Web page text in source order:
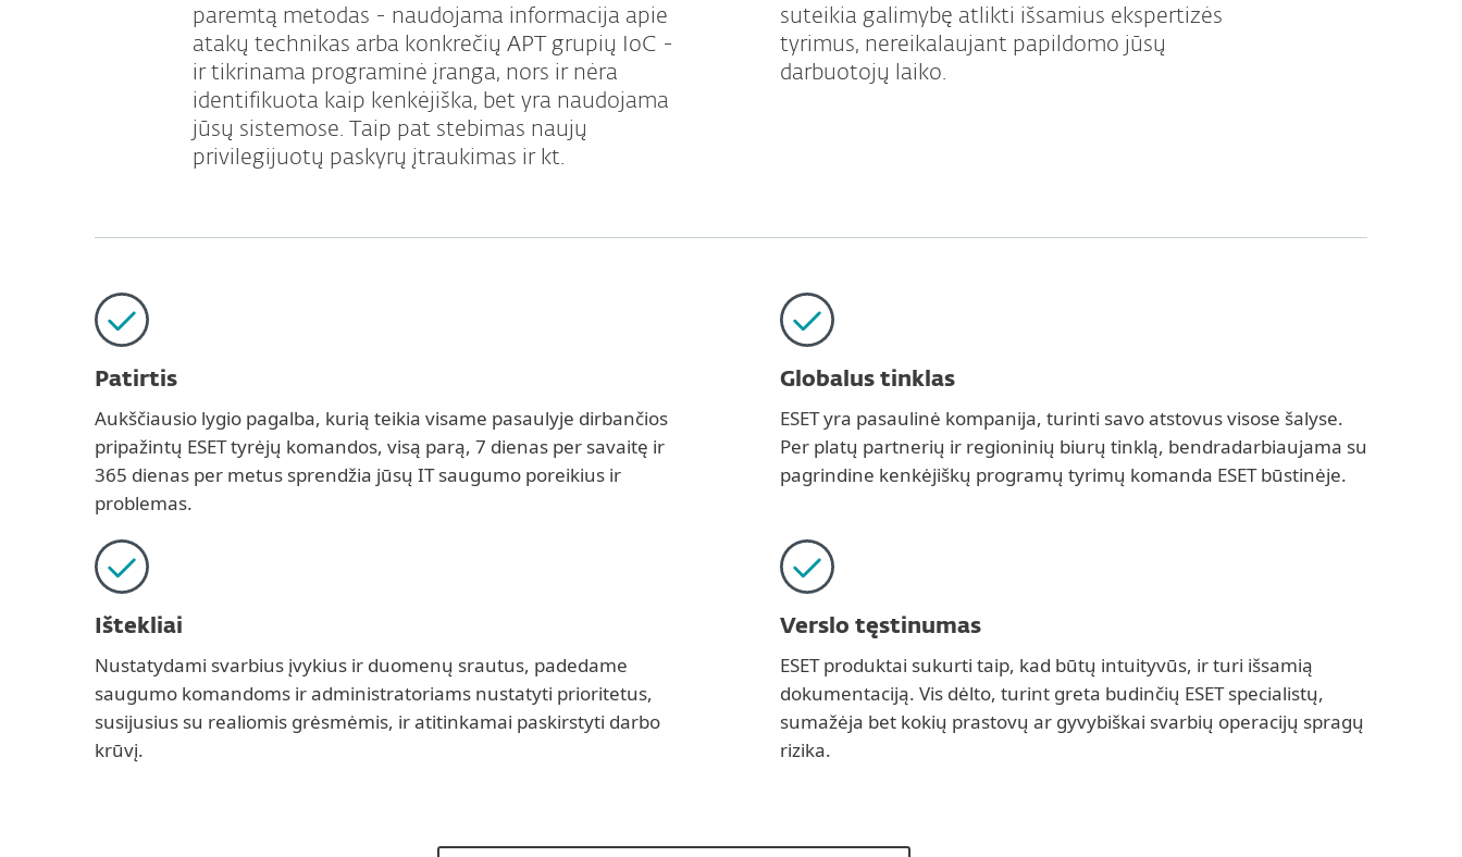
paremtą metodas - naudojama informacija apie
atakų technikas arba konkrečių APT grupių IoC -
ir tikrinama programinė įranga, nors ir nėra
identifikuota kaip kenkėjiška, bet yra naudojama
jūsų sistemose. Taip pat stebimas naujų
privilegijuotų paskyrų įtraukimas ir kt.
suteikia galimybę atlikti išsamius ekspertizės
tyrimus, nereikalaujant papildomo jūsų
darbuotojų laiko.
Patirtis
Aukščiausio lygio pagalba, kurią teikia visame pasaulyje dirbančios
pripažintų ESET tyrėjų komandos, visą parą, 7 dienas per savaitę ir
365 dienas per metus sprendžia jūsų IT saugumo poreikius ir
problemas.
Globalus tinklas
ESET yra pasaulinė kompanija, turinti savo atstovus visose šalyse.
Per platų partnerių ir regioninių biurų tinklą, bendradarbiaujama su
pagrindine kenkėjiškų programų tyrimų komanda ESET būstinėje.
Ištekliai
Nustatydami svarbius įvykius ir duomenų srautus, padedame
saugumo komandoms ir administratoriams nustatyti prioritetus,
susijusius su realiomis grėsmėmis, ir atitinkamai paskirstyti darbo
krūvį.
Verslo tęstinumas
ESET produktai sukurti taip, kad būtų intuityvūs, ir turi išsamią
dokumentaciją. Vis dėlto, turint greta budinčių ESET specialistų,
sumažėja bet kokių prastovų ar gyvybiškai svarbių operacijų spragų
rizika.